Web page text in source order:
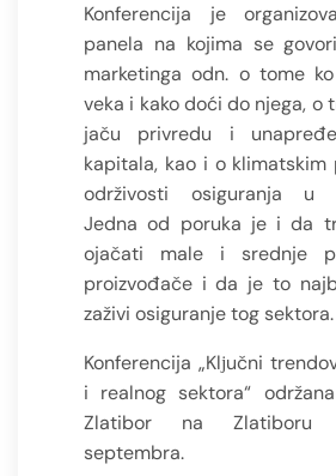
Konferencija je
panela na kojima se
marketinga odn. o tome
veka i kako doći do njega, o
jaču privredu i
kapitala, kao i o klimatskim
održivosti osiguranja u
Jedna od poruka je i da
ojačati male i srednje
proizvođače i da je to
zaživi osiguranje tog sektora.
Konferencija „Klјučni
i realnog sektora“
Zlatibor na Zlatiboru
septembra.